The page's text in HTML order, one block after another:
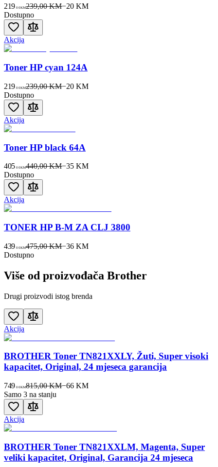
219 00KM239,00 KM−20 KM
Dostupno
Akcija
Toner HP cyan 124A
219 00KM239,00 KM−20 KM
Dostupno
Akcija
Toner HP black 64A
405 00KM440,00 KM−35 KM
Dostupno
Akcija
TONER HP B-M ZA CLJ 3800
439 00KM475,00 KM−36 KM
Dostupno
Više od proizvođača Brother
Drugi proizvodi istog brenda
Akcija
BROTHER Toner TN821XXLY, Žuti, Super visoki
kapacitet, Original, 24 mjeseca garancija
749 00KM815,00 KM−66 KM
Samo 3 na stanju
Akcija
BROTHER Toner TN821XXLM, Magenta, Super
veliki kapacitet, Original, Garancija 24 mjeseca